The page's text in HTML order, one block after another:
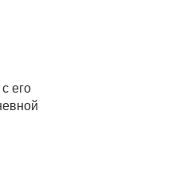
его